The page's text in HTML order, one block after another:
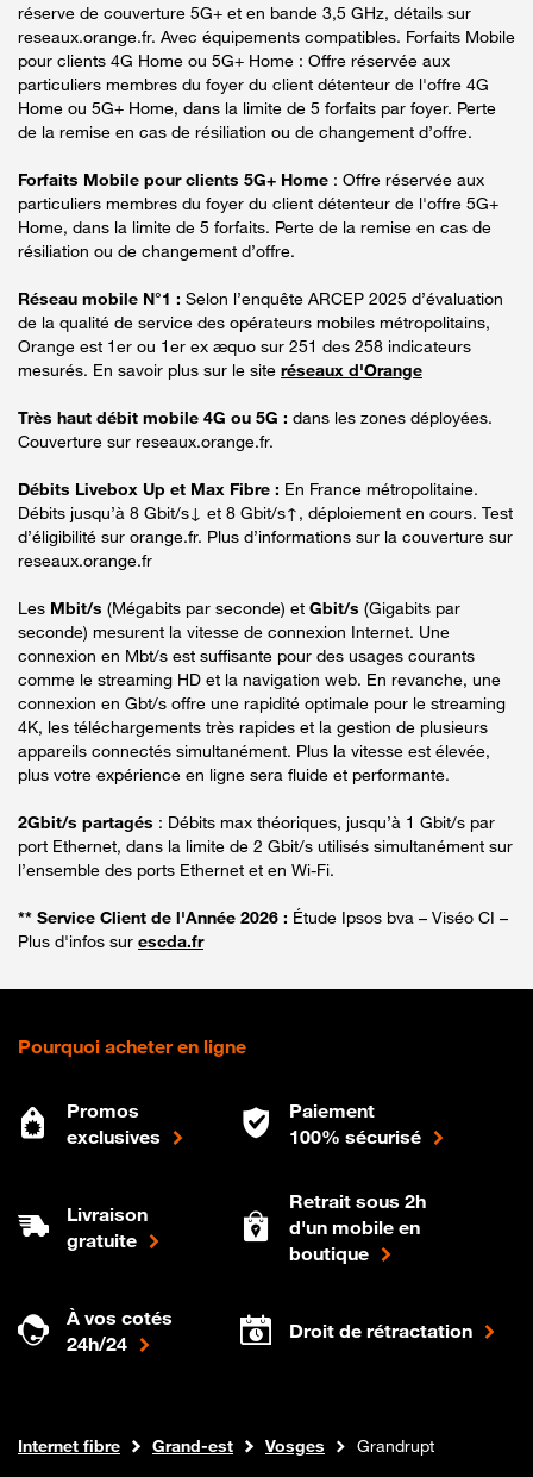
réserve de couverture 5G+ et en bande 3,5 GHz, détails sur
reseaux.orange.fr. Avec équipements compatibles. Forfaits Mobile
pour clients 4G Home ou 5G+ Home : Offre réservée aux
particuliers membres du foyer du client détenteur de l'offre 4G
Home ou 5G+ Home, dans la limite de 5 forfaits par foyer. Perte
de la remise en cas de résiliation ou de changement d’offre.
Forfaits Mobile pour clients 5G+ Home : Offre réservée aux
particuliers membres du foyer du client détenteur de l'offre 5G+
Home, dans la limite de 5 forfaits. Perte de la remise en cas de
résiliation ou de changement d’offre.
Réseau mobile N°1 : Selon l’enquête ARCEP 2025 d’évaluation
de la qualité de service des opérateurs mobiles métropolitains,
Orange est 1er ou 1er ex æquo sur 251 des 258 indicateurs
mesurés. En savoir plus sur le site réseaux d'Orange
Très haut débit mobile 4G ou 5G : dans les zones déployées.
Couverture sur reseaux.orange.fr.
Débits Livebox Up et Max Fibre : En France métropolitaine.
Débits jusqu’à 8 Gbit/s↓ et 8 Gbit/s↑, déploiement en cours. Test
d’éligibilité sur orange.fr. Plus d’informations sur la couverture sur
reseaux.orange.fr
Les Mbit/s (Mégabits par seconde) et Gbit/s (Gigabits par
seconde) mesurent la vitesse de connexion Internet. Une
connexion en Mbt/s est suffisante pour des usages courants
comme le streaming HD et la navigation web. En revanche, une
connexion en Gbt/s offre une rapidité optimale pour le streaming
4K, les téléchargements très rapides et la gestion de plusieurs
appareils connectés simultanément. Plus la vitesse est élevée,
plus votre expérience en ligne sera fluide et performante.
2Gbit/s partagés : Débits max théoriques, jusqu’à 1 Gbit/s par
port Ethernet, dans la limite de 2 Gbit/s utilisés simultanément sur
l’ensemble des ports Ethernet et en Wi-Fi.
** Service Client de l'Année 2026 : Étude Ipsos bva – Viséo CI –
Plus d'infos sur escda.fr
Pourquoi acheter en ligne
Promos
exclusives
Paiement
100% sécurisé
Livraison
gratuite
Retrait sous 2h
d'un mobile en
boutique
À vos cotés
24h/24
Droit de rétractation
Boutique Orange
Internet fibre Grand-est Vosges Grandrupt